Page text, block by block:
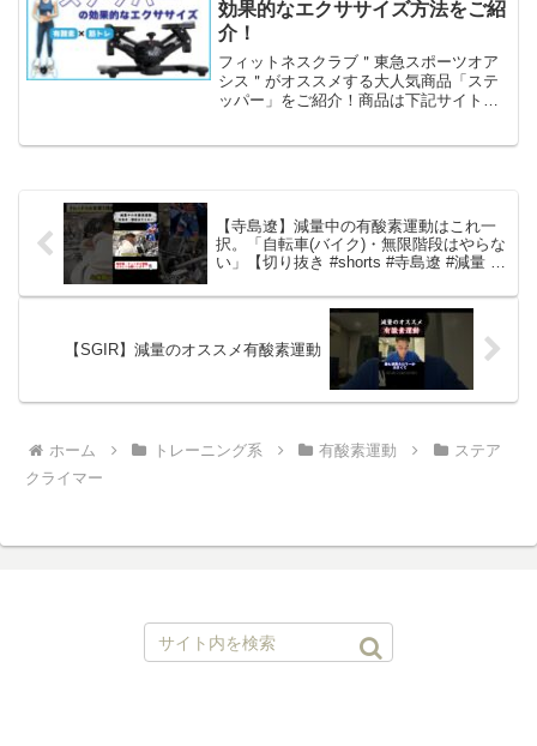
効果的なエクササイズ方法をご紹
介！
フィットネスクラブ＂東急スポーツオア
シス＂がオススメする大人気商品「ステ
ッパー」をご紹介！商品は下記サイトか
【寺島遼】減量中の有酸素運動はこれ一
択。「自転車(バイク)・無限階段はやらな
い」【切り抜き #shorts #寺島遼 #減量 #
【SGIR】減量のオススメ有酸素運動
ホーム トレーニング系 有酸素運動
ステア
クライマー